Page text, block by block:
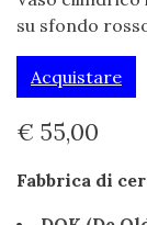
su sfondo
Acquistare
€ 55,00
Fabbrica di